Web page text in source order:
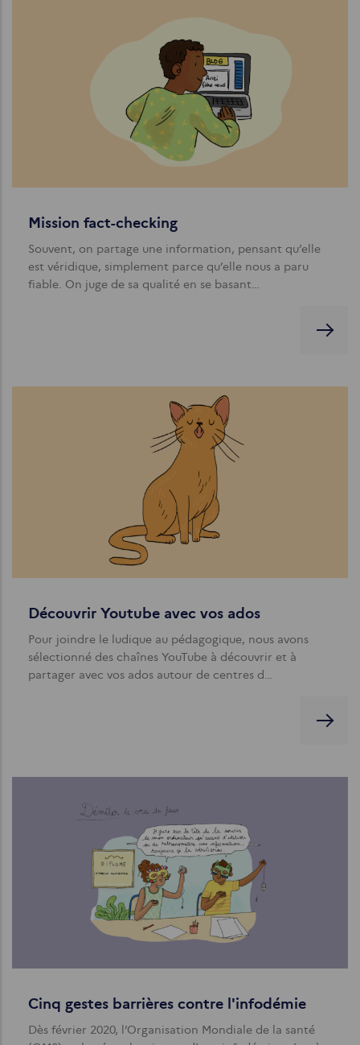
Mission fact-checking
Souvent, on partage une information, pensant qu’elle
est véridique, simplement parce qu’elle nous a paru
fiable. On juge de sa qualité en se basant…
Découvrir Youtube avec vos ados
Pour joindre le ludique au pédagogique, nous avons
sélectionné des chaînes YouTube à découvrir et à
partager avec vos ados autour de centres d…
Cinq gestes barrières contre l'infodémie
Dès février 2020, l’Organisation Mondiale de la santé